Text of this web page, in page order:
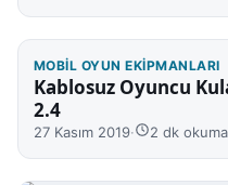
MOBIL OYUN EKIPMANLARI
Kablosuz Oyuncu
2.4
27 Kasım 2019· 2 dk okuma